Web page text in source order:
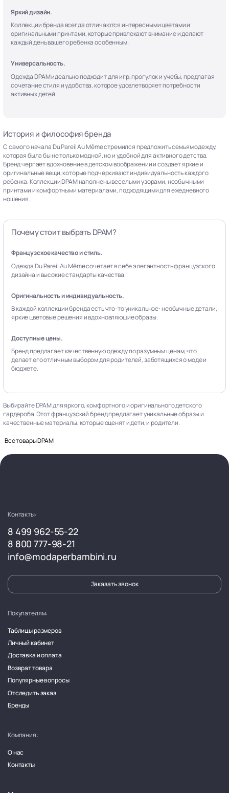
Яркий дизайн.
Коллекции бренда всегда отличаются интересными цветами и
оригинальными принтами, которые привлекают внимание и делают
каждый день вашего ребенка особенным.
Универсальность.
Одежда DPAM идеально подходит для игр, прогулок и учебы, предлагая
сочетание стиля и удобства, которое удовлетворяет потребности
активных детей.
История и философия бренда
С самого начала Du Pareil Au Même стремился предложить семьям одежду,
которая была бы не только модной, но и удобной для активного детства.
Бренд черпает вдохновение в детском воображении и создает яркие и
оригинальные вещи, которые подчеркивают индивидуальность каждого
ребенка. Коллекции DPAM наполнены веселыми узорами, необычными
принтами и комфортными материалами, подходящими для ежедневного
ношения.
Почему стоит выбрать DPAM?
Французское качество и стиль.
Одежда Du Pareil Au Même сочетает в себе элегантность французского
дизайна и высокие стандарты качества.
Оригинальность и индивидуальность.
В каждой коллекции бренда есть что-то уникальное: необычные детали,
яркие цветовые решения и вдохновляющие образы.
Доступные цены.
Бренд предлагает качественную одежду по разумным ценам, что
делает его отличным выбором для родителей, заботящихся о моде и
бюджете.
Выбирайте DPAM для яркого, комфортного и оригинального детского
гардероба. Этот французский бренд предлагает уникальные образы и
качественные материалы, которые оценят и дети, и родители.
Все товары DPAM
Контакты:
8 499 962-55-22
8 800 777-98-21
info@modaperbambini.ru
Заказать звонок
Покупателям:
Таблицы размеров
Личный кабинет
Доставка и оплата
Возврат товара
Популярные вопросы
Отследить заказ
Бренды
Компания:
О нас
Контакты